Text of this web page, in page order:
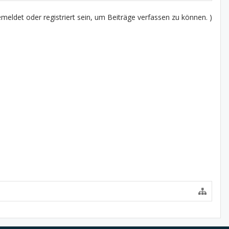
oder registriert sein, um Beiträge verfassen zu können. )